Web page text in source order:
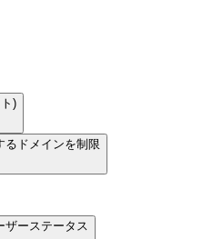
)
るドメインを制限
ザーステータス